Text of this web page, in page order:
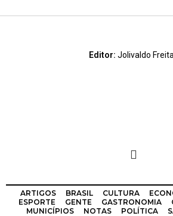
Editor: Jolivaldo
ARTIGOS BRASIL CULTURA
ESPORTE
GENTE GASTRONOMIA
MUNICÍPIOS
NOTAS POLÍTICA